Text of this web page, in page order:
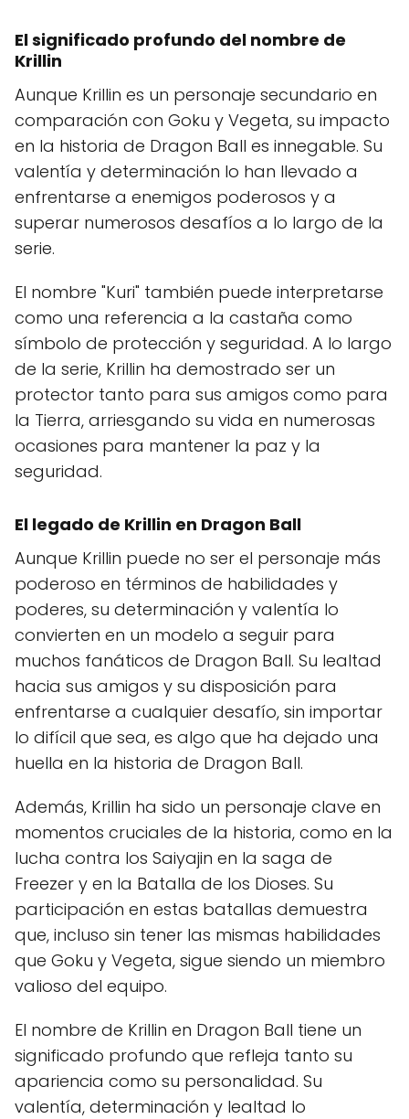
El significado profundo del nombre de
Krillin
Aunque Krillin es un personaje secundario en
comparación con Goku y Vegeta, su impacto
en la historia de Dragon Ball es innegable. Su
valentía y determinación lo han llevado a
enfrentarse a enemigos poderosos y a
superar numerosos desafíos a lo largo de la
serie.
El nombre "Kuri" también puede interpretarse
como una referencia a la castaña como
símbolo de protección y seguridad. A lo largo
de la serie, Krillin ha demostrado ser un
protector tanto para sus amigos como para
la Tierra, arriesgando su vida en numerosas
ocasiones para mantener la paz y la
seguridad.
El legado de Krillin en Dragon Ball
Aunque Krillin puede no ser el personaje más
poderoso en términos de habilidades y
poderes, su determinación y valentía lo
convierten en un modelo a seguir para
muchos fanáticos de Dragon Ball. Su lealtad
hacia sus amigos y su disposición para
enfrentarse a cualquier desafío, sin importar
lo difícil que sea, es algo que ha dejado una
huella en la historia de Dragon Ball.
Además, Krillin ha sido un personaje clave en
momentos cruciales de la historia, como en la
lucha contra los Saiyajin en la saga de
Freezer y en la Batalla de los Dioses. Su
participación en estas batallas demuestra
que, incluso sin tener las mismas habilidades
que Goku y Vegeta, sigue siendo un miembro
valioso del equipo.
El nombre de Krillin en Dragon Ball tiene un
significado profundo que refleja tanto su
apariencia como su personalidad. Su
valentía, determinación y lealtad lo